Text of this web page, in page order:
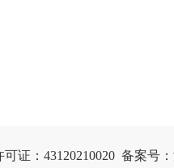
证：43120210020
备案号